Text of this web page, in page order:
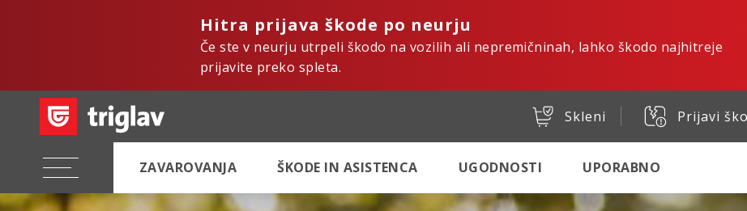
Hitra prijava škode po neurju
Če ste v neurju utrpeli škodo na vozilih ali nepremičninah, lahko škodo najhitreje
prijavite preko spleta.
Skleni Prijavi
ZAVAROVANJA ŠKODE IN ASISTENCA UGODNOSTI UPORABNO